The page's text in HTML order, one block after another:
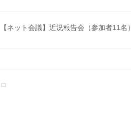
【ネット会議】近況報告会（参加者11名）